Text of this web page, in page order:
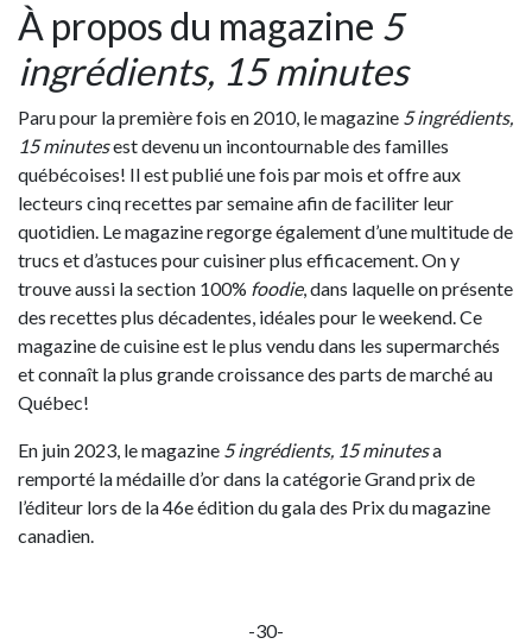
À propos du magazine 5
ingrédients, 15 minutes
Paru pour la première fois en 2010, le magazine 5 ingrédients,
15 minutesest devenu un incontournable des familles
québécoises! Il est publié une fois par mois et offre aux
lecteurs cinq recettes par semaine afin de faciliter leur
quotidien. Le magazine regorge également d’une multitude de
trucs et d’astuces pour cuisiner plus efficacement. On y
trouve aussi la section 100% foodie, dans laquelle on présente
des recettes plus décadentes, idéales pour le weekend. Ce
magazine de cuisine est le plus vendu dans les supermarchés
et connaît la plus grande croissance des parts de marché au
Québec!
En juin 2023, le magazine 5 ingrédients, 15 minutesa
remporté la médaille d’or dans la catégorie Grand prix de
l’éditeur lors de la 46e édition du gala des Prix du magazine
canadien.
-30-